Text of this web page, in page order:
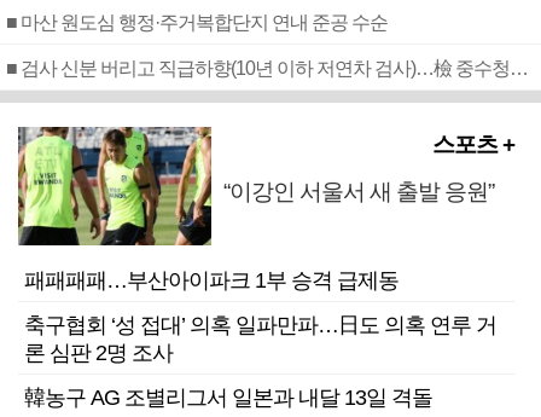
■ 마산 원도심 행정·주거복합단지 연내 준공 수순
■ 검사 신분 버리고 직급하향(10년 이하 저연차 검사)…檢 중수청행 기피
스포츠 +
“이강인 서울서 새 출발 응원”
패패패패…부산아이파크 1부 승격 급제동
축구협회 ‘성 접대’ 의혹 일파만파…日도 의혹 연루 거
론 심판 2명 조사
韓농구 AG 조별리그서 일본과 내달 13일 격돌